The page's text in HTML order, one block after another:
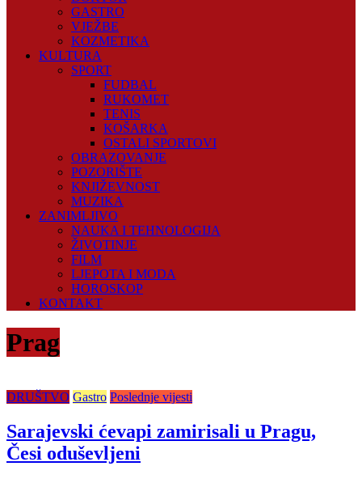
GASTRO
VJEŽBE
KOZMETIKA
KULTURA
SPORT
FUDBAL
RUKOMET
TENIS
KOŠARKA
OSTALI SPORTOVI
OBRAZOVANJE
POZORIŠTE
KNJIŽEVNOST
MUZIKA
ZANIMLJIVO
NAUKA I TEHNOLOGIJA
ŽIVOTINJE
FILM
LJEPOTA I MODA
HOROSKOP
KONTAKT
Prag
DRUŠTVO Gastro Poslednje vijesti
Sarajevski ćevapi zamirisali u Pragu,
Česi oduševljeni